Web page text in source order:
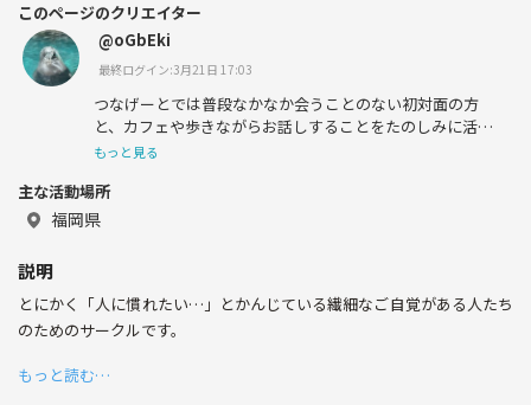
このページのクリエイター
@oGbEki
最終ログイン:3月21日 17:03
つなげーとでは普段なかなか会うことのない初対面の方
と、カフェや歩きながらお話しすることをたのしみに活動
しています…♪
もっと見る
主な活動場所
福岡県
説明
とにかく「人に慣れたい…」とかんじている繊細なご自覚がある人たち
のためのサークルです。
もっと読む…